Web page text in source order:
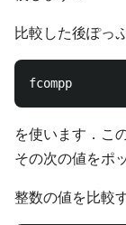
比較した後ぽっ
を使います．こ
その次の値をポ
整数の値を比較